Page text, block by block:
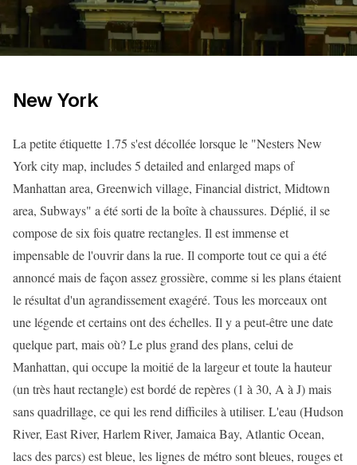
New York
La petite étiquette 1.75 s'est décollée lorsque le "Nesters New
York city map, includes 5 detailed and enlarged maps of
Manhattan area, Greenwich village, Financial district, Midtown
area, Subways" a été sorti de la boîte à chaussures. Déplié, il se
compose de six fois quatre rectangles. Il est immense et
impensable de l'ouvrir dans la rue. Il comporte tout ce qui a été
annoncé mais de façon assez grossière, comme si les plans étaient
le résultat d'un agrandissement exagéré. Tous les morceaux ont
une légende et certains ont des échelles. Il y a peut-être une date
quelque part, mais où? Le plus grand des plans, celui de
Manhattan, qui occupe la moitié de la largeur et toute la hauteur
(un très haut rectangle) est bordé de repères (1 à 30, A à J) mais
sans quadrillage, ce qui les rend difficiles à utiliser. L'eau (Hudson
River, East River, Harlem River, Jamaica Bay, Atlantic Ocean,
lacs des parcs) est bleue, les lignes de métro sont bleues, rouges et